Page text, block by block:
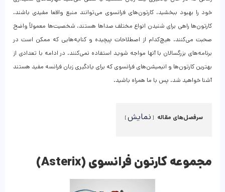
خود را بهبود ببخشید، کارتون‌های فرانسوی می‌توانند منبع واقعا مفیدی باشند.
کارتون‌ها راهی برای شنیدن انواع مختلف صداها هستند، شخصیت‌ها معمولاً واضح
صحبت می‌کنند. هیچ‌کدام از اصطلاحات پیچیده و کنایه‌هایی که ممکن است در
برنامه‌های بزرگسالان با آنها مواجه شوید استفاده نمی‌کنند. در ادامه با تعدادی از
بهترین کارتون‌ها و انیمیشن‌های فرانسوی که برای یادگیری زبان فرانسه مفید هستند
آشنا خواهید شد. پس با ما همراه باشید.
سرفصل‌های مقاله نمایش
مجموعه کارتون فرانسوی (Asterix)